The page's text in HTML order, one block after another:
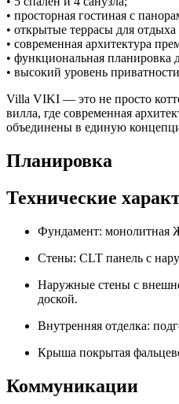
• просторная гостиная с
• открытые террасы для
• современная архитектура
• функциональная планировка
• высокий уровень
Villa VIKI — это не просто
вилла, где современная
объединены в единую
Планировка
Технические
Фундамент: монолитная
Стены: CLT панель с
Наружные стены с
доской.
Внутренняя отделка:
Крыша покрытая
Коммуникации